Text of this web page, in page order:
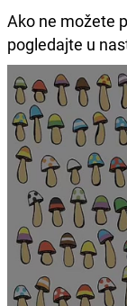
Ako ne možete
pogledajte u